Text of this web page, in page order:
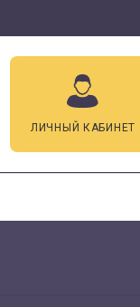
ЛИЧНЫЙ КАБИНЕТ